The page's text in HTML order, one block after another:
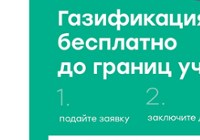
Витязи — Духовщина — Белый
Тверской области
5 Авг 2026 16:32 348
«Зарядка со стражем
приобщают детей к